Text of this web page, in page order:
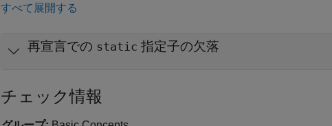
すべて展開する
再宣言での static 指定子の欠落
チェック情報